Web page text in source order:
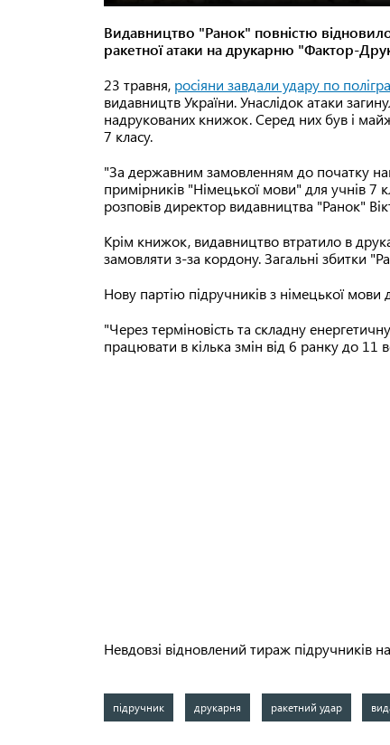
Видавництво "Ранок" повністю
ракетної атаки на друкарню "Фактор-
23 травня, росіяни завдали удару по
видавництв України. Унаслідок атаки
надрукованих книжок. Серед них був і
7 класу.
"За державним замовленням до початку
примірників "Німецької мови" для учнів 7
розповів директор видавництва "Ранок"
Крім книжок, видавництво втратило в
замовляти з-за кордону. Загальні збитки
Нову партію підручників з німецької мови
"Через терміновість та складну
працювати в кілька змін від 6 ранку до 11
Невдовзі відновлений тираж підручників
підручник друкарня ракетний удар